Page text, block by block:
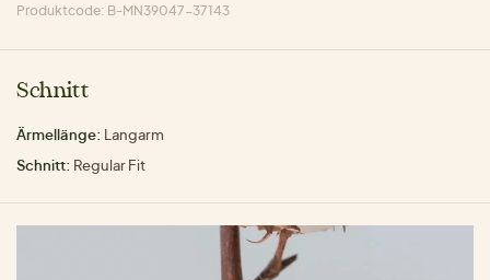
Produktcode: B-MN39047-37143
Schnitt
Ärmellänge: Langarm
Schnitt: Regular Fit